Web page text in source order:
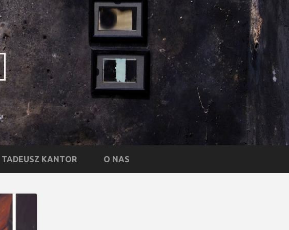
TADEUSZ KANTOR O NAS